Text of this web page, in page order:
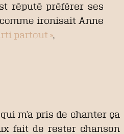
réputé préférer ses
ironisait Anne
partout »
m’a pris de chanter ça
fait de rester chanson